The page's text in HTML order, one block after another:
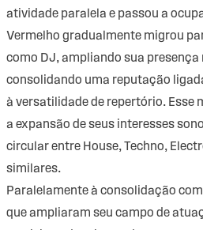
atividade paralela e passou a
Vermelho gradualmente migrou
como DJ, ampliando sua
consolidando uma reputação
à versatilidade de repertório. Esse
a expansão de seus interesses
circular entre House, Techno,
similares.
Paralelamente à consolidação
que ampliaram seu campo de